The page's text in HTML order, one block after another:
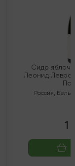
Сидр
Леонид
Россия, Белый
1